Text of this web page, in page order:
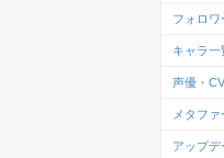
フォロワ
キャラ一
声優・
メタフ
アップデ